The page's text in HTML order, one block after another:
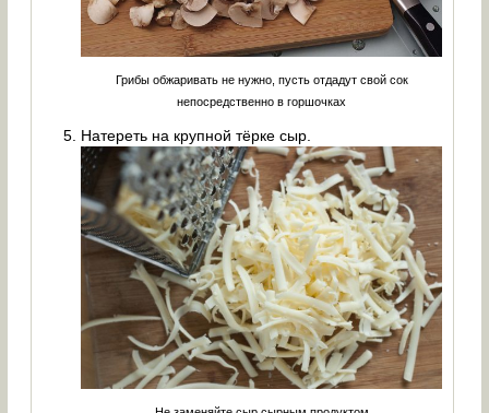
Грибы обжаривать не нужно, пусть отдадут свой сок
непосредственно в горшочках
Натереть на крупной тёрке сыр.